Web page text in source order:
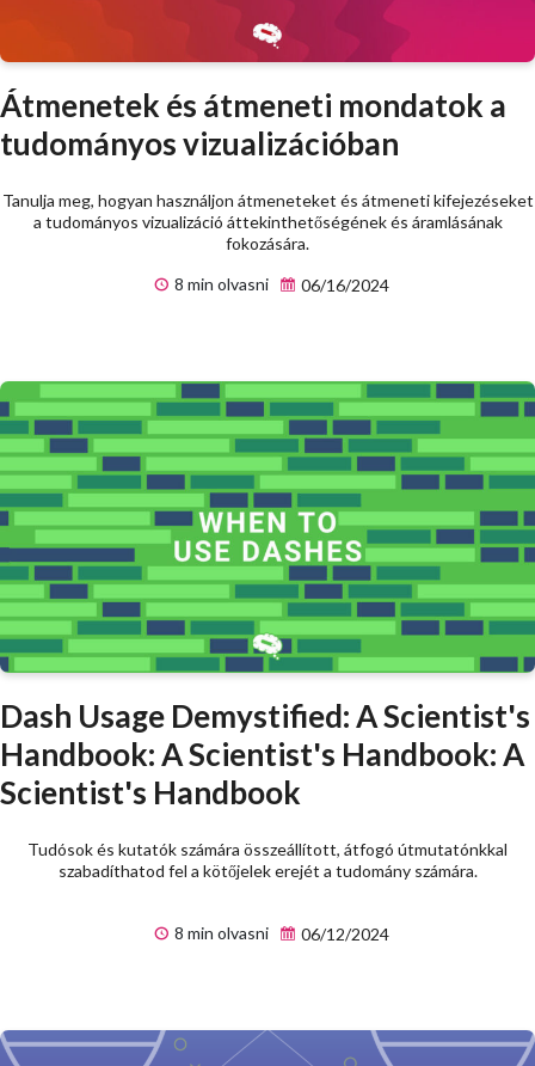
Átmenetek és átmeneti mondatok a
tudományos vizualizációban
Tanulja meg, hogyan használjon átmeneteket és átmeneti kifejezéseket
a tudományos vizualizáció áttekinthetőségének és áramlásának
fokozására.
8 min olvasni
06/16/2024
Dash Usage Demystified: A Scientist's
Handbook: A Scientist's Handbook: A
Scientist's Handbook
Tudósok és kutatók számára összeállított, átfogó útmutatónkkal
szabadíthatod fel a kötőjelek erejét a tudomány számára.
8 min olvasni 06/12/2024